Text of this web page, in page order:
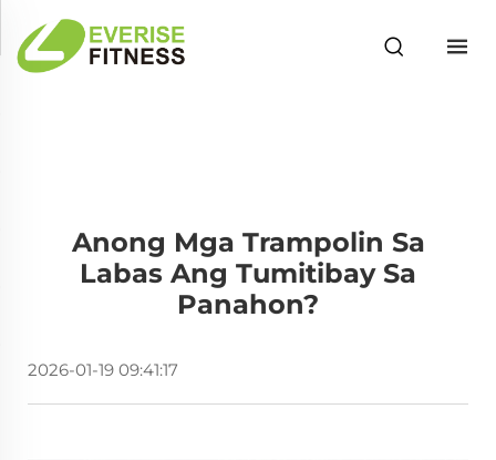
Anong Mga Trampolin Sa
Labas Ang Tumitibay Sa
Panahon?
2026-01-19 09:41:17